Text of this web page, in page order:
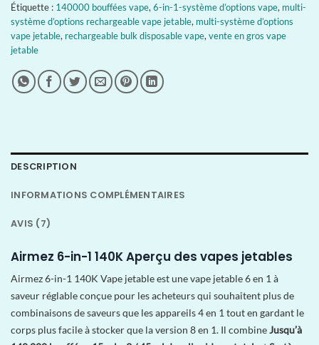
Étiquette : 140000 bouffées vape, 6-in-1-système d’options vape, multi-
système d’options rechargeable vape jetable, multi-système d’options
vape jetable, rechargeable bulk disposable vape, vente en gros vape
jetable
DESCRIPTION
INFORMATIONS COMPLÉMENTAIRES
AVIS (7)
Airmez 6-in-1 140K Aperçu des vapes jetables
Airmez 6-in-1 140K Vape jetable est une vape jetable 6 en 1 à
saveur réglable conçue pour les acheteurs qui souhaitent plus de
combinaisons de saveurs que les appareils 4 en 1 tout en gardant le
corps plus facile à stocker que la version 8 en 1. Il combineJusqu’à